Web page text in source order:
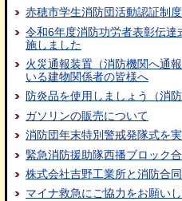
赤穂市学生消防団活動認証制
令和6年度消防功労者表彰伝
施しました
火災通報装置（消防機関へ通
いる建物関係者の皆様へ
防炎品を使用しましょう（消防
ガソリンの販売について
消防団年末特別警戒発隊式を
緊急消防援助隊西播ブロック
株式会社吉野工業所と消防合
マイナ救急にご協力をお願い